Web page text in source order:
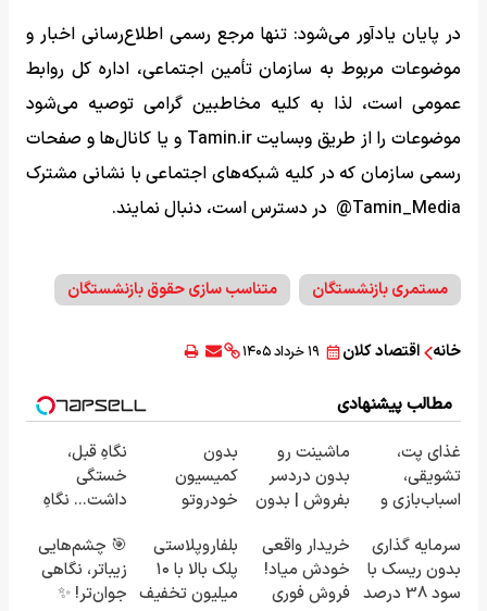
در پایان یادآور می‌شود: تنها مرجع رسمی اطلاع‌رسانی اخبار و
موضوعات مربوط به سازمان تأمین اجتماعی، اداره کل روابط
عمومی است، لذا به کلیه مخاطبین گرامی توصیه می‌شود
موضوعات را از طریق وبسایت Tamin.ir و یا کانال‌ها و صفحات
رسمی سازمان که در کلیه شبکه‌های اجتماعی با نشانی مشترک
Tamin_Media@ در دسترس است، دنبال نمایند.
مستمری بازنشستگان متناسب سازی حقوق بازنشستگان
خانه اقتصاد کلان ۱۹ خرداد ۱۴۰۵
مطالب پیشنهادی
غذای پت،
تشویقی،
اسباب‌بازی و
را با تخفیف
تهیه کنید
ماشینت رو
بدون دردسر
بفروش | بدون
بدون
کمیسیون
خودروتو
نگاهِ قبل،
خستگی
داشت... نگاهِ
🌸 بلفا با 25%
تخفیف
سرمایه گذاری
بدون ریسک با
سود 38 درصد
خریدار واقعی
خودش میاد!
فروش فوری
بلفاروپلاستی
پلک بالا با ۱۰
میلیون تخفیف
🎯 چشم‌هایی
زیباتر، نگاهی
جوان‌تر! ✨